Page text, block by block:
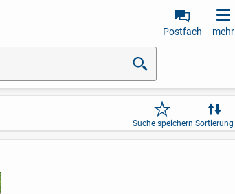
Postfach mehr
Suche speichern Sortierung